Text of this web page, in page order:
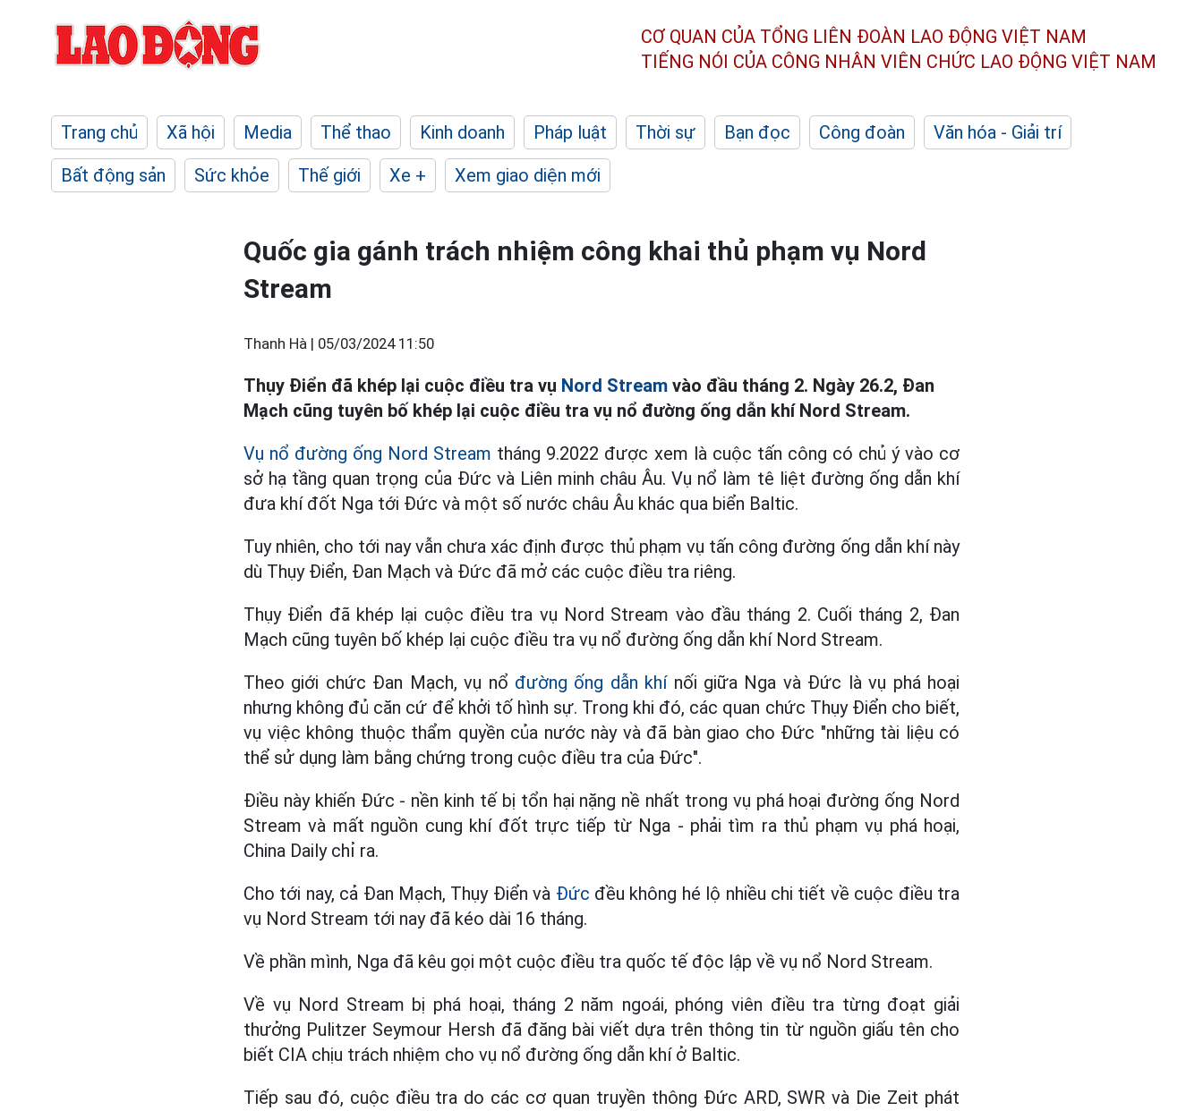
CƠ QUAN CỦA TỔNG LIÊN ĐOÀN LAO ĐỘNG VIỆT NAM
TIẾNG NÓI CỦA CÔNG NHÂN VIÊN CHỨC LAO ĐỘNG VIỆT NAM
Trang chủ Xã hội Media Thể thao Kinh doanh Pháp luật Thời sự Bạn đọc Công đoàn
Văn hóa - Giải trí
Bất động sản
Sức khỏe Thế giới Xe + Xem giao diện mới
Quốc gia gánh trách nhiệm công khai thủ phạm vụ Nord
Stream
Thanh Hà | 05/03/2024 11:50
Thụy Điển đã khép lại cuộc điều tra vụ Nord Stream vào đầu tháng 2. Ngày 26.2, Đan
Mạch cũng tuyên bố khép lại cuộc điều tra vụ nổ đường ống dẫn khí Nord Stream.
Vụ nổ đường ống Nord Stream tháng 9.2022 được xem là cuộc tấn công có chủ ý vào cơ
sở hạ tầng quan trọng của Đức và Liên minh châu Âu. Vụ nổ làm tê liệt đường ống dẫn khí
đưa khí đốt Nga tới Đức và một số nước châu Âu khác qua biển Baltic.
Tuy nhiên, cho tới nay vẫn chưa xác định được thủ phạm vụ tấn công đường ống dẫn khí này
dù Thụy Điển, Đan Mạch và Đức đã mở các cuộc điều tra riêng.
Thụy Điển đã khép lại cuộc điều tra vụ Nord Stream vào đầu tháng 2. Cuối tháng 2, Đan
Mạch cũng tuyên bố khép lại cuộc điều tra vụ nổ đường ống dẫn khí Nord Stream.
Theo giới chức Đan Mạch, vụ nổ đường ống dẫn khínối giữa Nga và Đức là vụ phá hoại
nhưng không đủ căn cứ để khởi tố hình sự. Trong khi đó, các quan chức Thụy Điển cho biết,
vụ việc không thuộc thẩm quyền của nước này và đã bàn giao cho Đức "những tài liệu có
thể sử dụng làm bằng chứng trong cuộc điều tra của Đức".
Điều này khiến Đức - nền kinh tế bị tổn hại nặng nề nhất trong vụ phá hoại đường ống Nord
Stream và mất nguồn cung khí đốt trực tiếp từ Nga - phải tìm ra thủ phạm vụ phá hoại,
China Daily chỉ ra.
Cho tới nay, cả Đan Mạch, Thụy Điển và Đức đều không hé lộ nhiều chi tiết về cuộc điều tra
vụ Nord Stream tới nay đã kéo dài 16 tháng.
Về phần mình, Nga đã kêu gọi một cuộc điều tra quốc tế độc lập về vụ nổ Nord Stream.
Về vụ Nord Stream bị phá hoại, tháng 2 năm ngoái, phóng viên điều tra từng đoạt giải
thưởng Pulitzer Seymour Hersh đã đăng bài viết dựa trên thông tin từ nguồn giấu tên cho
biết CIA chịu trách nhiệm cho vụ nổ đường ống dẫn khí ở Baltic.
Tiếp sau đó, cuộc điều tra do các cơ quan truyền thông Đức ARD, SWR và Die Zeit phát